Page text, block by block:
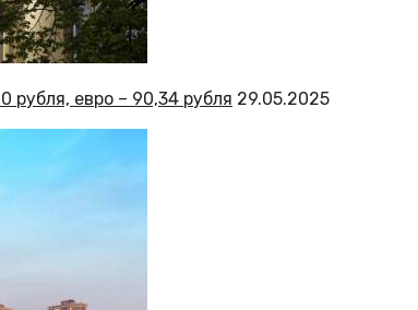
рубля, евро – 90,34 рубля 29.05.2025